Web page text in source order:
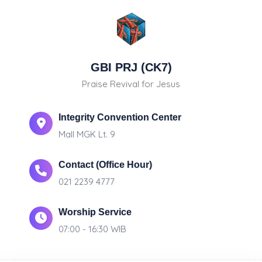
GBI PRJ (CK7)
Praise Revival for Jesus
Integrity Convention Center
Mall MGK Lt. 9
Contact (Office Hour)
021 2239 4777
Worship Service
07:00 - 16:30 WIB